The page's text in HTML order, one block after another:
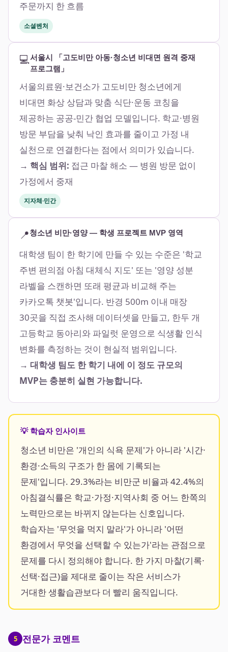
주문까지 한 흐름
소셜벤처
💻서울시 「고도비만 아동·청소년 비대면 원격 중재
프로그램」
서울의료원·보건소가 고도비만 청소년에게
비대면 화상 상담과 맞춤 식단·운동 코칭을
제공하는 공공-민간 협업 모델입니다. 학교·병원
방문 부담을 낮춰 낙인 효과를 줄이고 가정 내
실천으로 연결한다는 점에서 의미가 있습니다.
→ 핵심 범위: 접근 마찰 해소 — 병원 방문 없이
가정에서 중재
지자체·민간
📍청소년 비만·영양 — 학생 프로젝트 MVP 영역
대학생 팀이 한 학기에 만들 수 있는 수준은 '학교
주변 편의점 아침 대체식 지도' 또는 '영양 성분
라벨을 스캔하면 또래 평균과 비교해 주는
카카오톡 챗봇'입니다. 반경 500m 이내 매장
30곳을 직접 조사해 데이터셋을 만들고, 한두 개
고등학교 동아리와 파일럿 운영으로 식생활 인식
변화를 측정하는 것이 현실적 범위입니다.
→ 대학생 팀도 한 학기 내에 이 정도 규모의
MVP는 충분히 실현 가능합니다.
💡 학습자 인사이트
청소년 비만은 '개인의 식욕 문제'가 아니라 '시간·
환경·소득의 구조가 한 몸에 기록되는
문제'입니다. 29.3%라는 비만군 비율과 42.4%의
아침결식률은 학교·가정·지역사회 중 어느 한쪽의
노력만으로는 바뀌지 않는다는 신호입니다.
학습자는 '무엇을 먹지 말라'가 아니라 '어떤
환경에서 무엇을 선택할 수 있는가'라는 관점으로
문제를 다시 정의해야 합니다. 한 가지 마찰(기록·
선택·접근)을 제대로 줄이는 작은 서비스가
거대한 생활습관보다 더 빨리 움직입니다.
5 전문가 코멘트